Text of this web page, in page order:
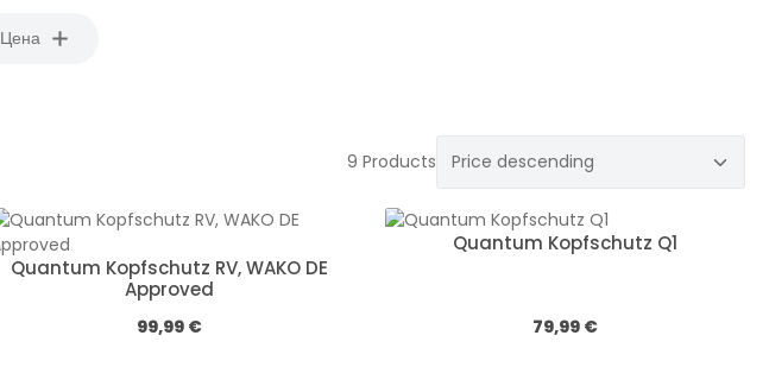
Цена
9 Products
Quantum Kopfschutz RV, WAKO DE
Approved
Обычная цена:
99,99 €
Quantum Kopfschutz Q1
Обычная цена:
79,99 €